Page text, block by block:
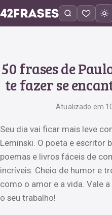
50 frases de
te fazer se
Atualizado em
Seu dia vai ficar mais leve
Leminski. O poeta e escritor
poemas e livros fáceis de
incríveis. Cheio de humor e
como o amor e a vida. Vale
o seu trabalho!